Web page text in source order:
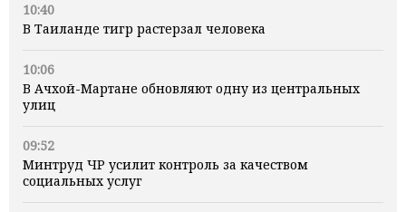
10:40
В Таиланде тигр растерзал человека
10:06
В Ачхой-Мартане обновляют одну из центральных
улиц
09:52
Минтруд ЧР усилит контроль за качеством
социальных услуг